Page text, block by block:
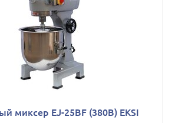
миксер EJ-25BF (380В) EKSI